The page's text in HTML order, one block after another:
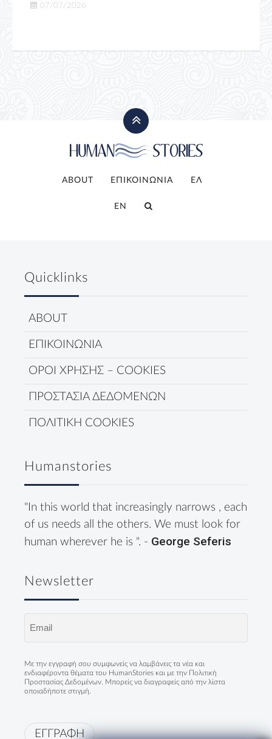
07/07/2026
ABOUT ΕΠΙΚΟΙΝΩΝΙΑ ΕΛ
EN
Quicklinks
ABOUT
ΕΠΙΚΟΙΝΩΝΙΑ
ΟΡΟΙ ΧΡΗΣΗΣ – COOKIES
ΠΡΟΣΤΑΣΙΑ ΔΕΔΟΜΕΝΩΝ
ΠΟΛΙΤΙΚΗ COOKIES
Humanstories
"In this world that increasingly narrows , each
of us needs all the others. We must look for
human wherever he is ". - George Seferis
Newsletter
Με την εγγραφή σου συμφωνείς να λαμβάνεις τα νέα και
ενδιαφέροντα θέματα του HumanStories και με την
Πολιτική
Προστασίας Δεδομένων . Μπορείς να διαγραφείς από την λίστα
οποιαδήποτε στιγμή.
ΕΓΓΡΑΦΗ